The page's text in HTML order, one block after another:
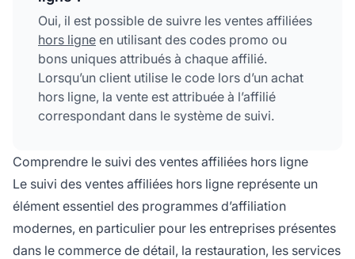
Oui, il est possible de suivre les ventes affiliées
hors ligne en utilisant des codes promo ou
bons uniques attribués à chaque affilié.
Lorsqu’un client utilise le code lors d’un achat
hors ligne, la vente est attribuée à l’affilié
correspondant dans le système de suivi.
Comprendre le suivi des ventes affiliées hors ligne
Le suivi des ventes affiliées hors ligne représente un
élément essentiel des programmes d’affiliation
modernes, en particulier pour les entreprises présentes
dans le commerce de détail, la restauration, les services